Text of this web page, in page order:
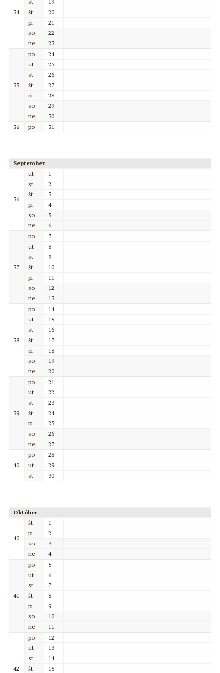
34
st
19
št
20
pi
21
so
22
ne
23
35
po
24
ut
25
st
26
št
27
pi
28
so
29
ne
30
36
po 31
September
36
ut
1
st
2
št
3
pi
4
so
5
ne
6
37
po
7
ut
8
st
9
št
10
pi
11
so
12
ne
13
38
po
14
ut
15
st
16
št
17
pi
18
so
19
ne
20
39
po
21
ut
22
st
23
št
24
pi
25
so
26
ne
27
40
po
28
ut
29
st
30
Október
40
št
1
pi
2
so
3
ne
4
41
po
5
ut
6
st
7
št
8
pi
9
so
10
ne
11
42
po
12
ut
13
st
14
št
15